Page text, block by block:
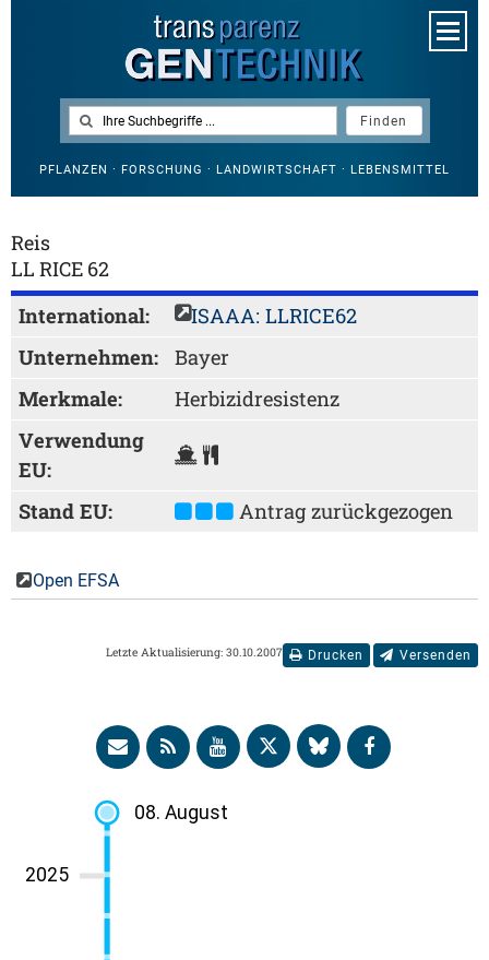
PFLANZEN · FORSCHUNG · LANDWIRTSCHAFT · LEBENSMITTEL
Reis
LL RICE 62
International:
ISAAA: LLRICE62
Unternehmen:
Bayer
Merkmale:
Herbizidresistenz
Verwendung
EU:
Stand EU:
Antrag zurückgezogen
Open EFSA
Drucken Versenden
Letzte Aktualisierung: 30.10.2007